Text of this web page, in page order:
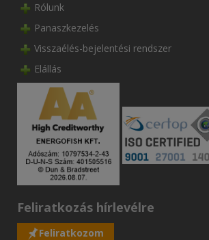
Rólunk
Panaszkezelés
Visszaélés-bejelentési rendszer
Elállás
Feliratkozás hírlevélre
Feliratkozom